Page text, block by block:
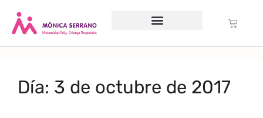
Día: 3 de octubre de 2017